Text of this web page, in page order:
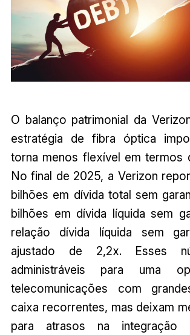
O balanço patrimonial da
estratégia de fibra óptica
torna menos flexível em termos
No final de 2025, a Verizon
bilhões em dívida total sem
bilhões em dívida líquida sem
relação dívida líquida sem
ajustado de 2,2x. Esses
administráveis para uma
telecomunicações com
caixa recorrentes, mas deixam
para atrasos na integração